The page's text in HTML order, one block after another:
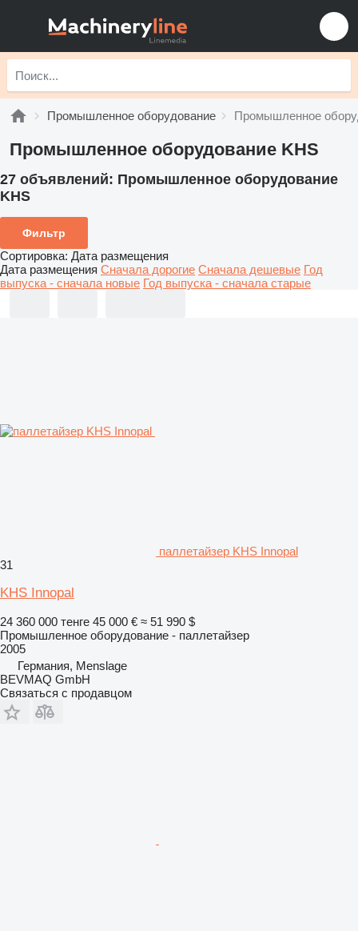
Промышленное оборудование Промышленное
Промышленное оборудование KHS
27 объявлений: Промышленное оборудование
KHS
Фильтр
Сортировка: Дата размещения
Дата размещения Сначала дорогие Сначала дешевые Год
выпуска - сначала новые Год выпуска - сначала старые
паллетайзер KHS Innopal
31
KHS Innopal
24 360 000 тенге 45 000 € ≈ 51 990 $
Промышленное оборудование - паллетайзер
2005
Германия, Menslage
BEVMAQ GmbH
Связаться с продавцом